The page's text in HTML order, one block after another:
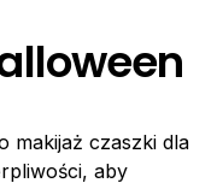
makijaż czaszki dla
aby